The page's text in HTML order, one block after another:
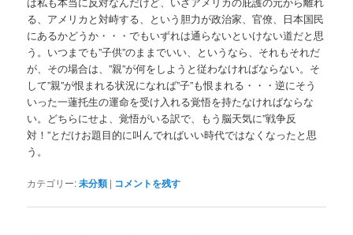
る、アメリカと対峙する、という胆力が政治家、官僚、日本国民
にあるかどうか・・・でもいずれは通らないといけない道だと思
う。いつまでも”子供”のままでいい、というなら、それもそれだ
が、その場合は、”親”が何をしようと従わなければならない。そ
して”親”が恨まれる状況になれば”子”も恨まれる・・・逆にそう
いった一蓮托生の運命を受け入れる覚悟を持たなければならな
い。どちらにせよ、覚悟がいる訳で、もう脳天気に”戦争反
対！”とだけお題目的に叫んでればいい時代ではなくなったと思
う。
カテゴリー:未分類 | コメントを残す